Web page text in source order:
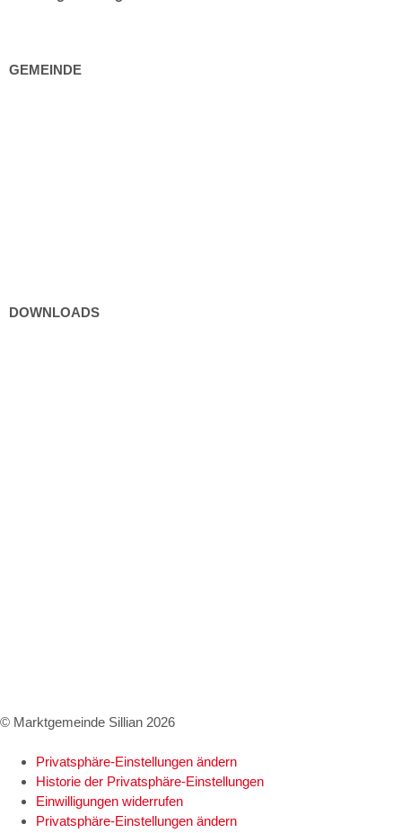
GEMEINDE
DOWNLOADS
© Marktgemeinde Sillian 2026
Privatsphäre-Einstellungen ändern
Historie der Privatsphäre-Einstellungen
Einwilligungen widerrufen
Privatsphäre-Einstellungen ändern